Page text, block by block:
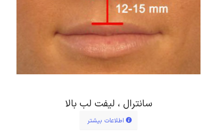
سانترال ، لیفت لب بالا
اطلاعات بیشتر